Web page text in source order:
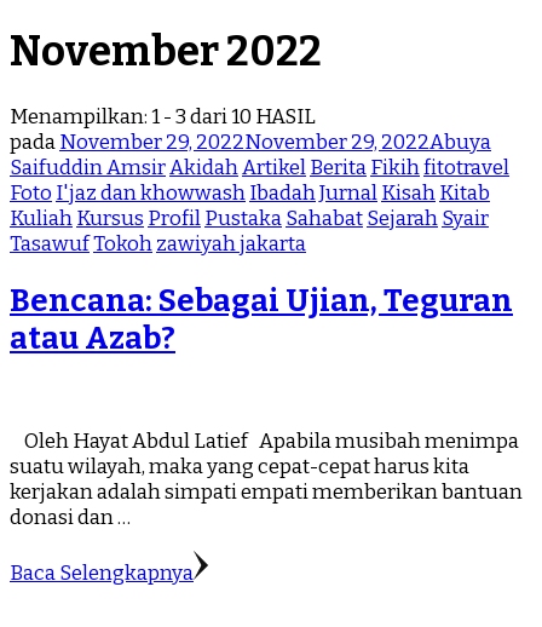
November 2022
Menampilkan: 1 - 3 dari 10 HASIL
padaNovember 29, 2022November 29, 2022Abuya
Saifuddin AmsirAkidahArtikelBeritaFikihfitotravel
Foto I'jaz dan khowwashIbadahJurnalKisahKitab
KuliahKursus ProfilPustakaSahabatSejarahSyair
TasawufTokohzawiyah jakarta
Bencana: Sebagai Ujian, Teguran
atau Azab?
Oleh Hayat Abdul Latief Apabila musibah menimpa
suatu wilayah, maka yang cepat-cepat harus kita
kerjakan adalah simpati empati memberikan bantuan
donasi dan …
Baca Selengkapnya